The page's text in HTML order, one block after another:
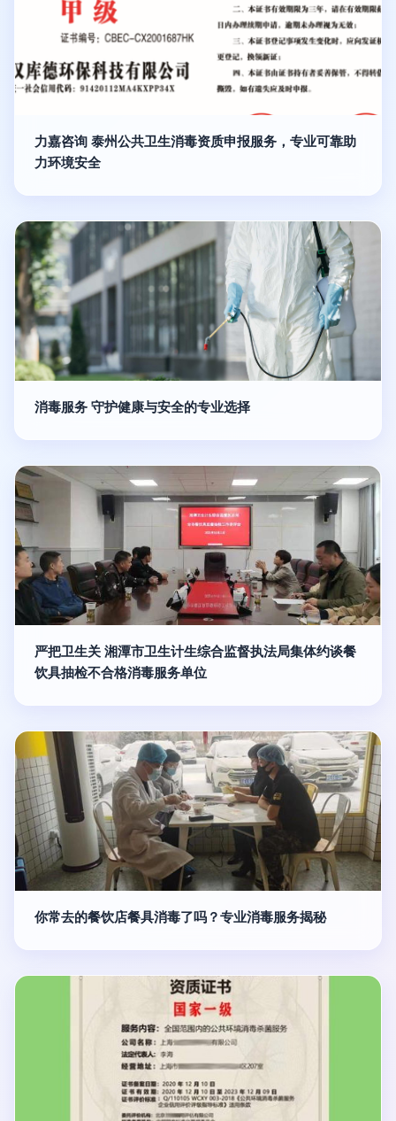
力嘉咨询 泰州公共卫生消毒资质申报服务，专业可靠助
力环境安全
消毒服务 守护健康与安全的专业选择
严把卫生关 湘潭市卫生计生综合监督执法局集体约谈餐
饮具抽检不合格消毒服务单位
你常去的餐饮店餐具消毒了吗？专业消毒服务揭秘